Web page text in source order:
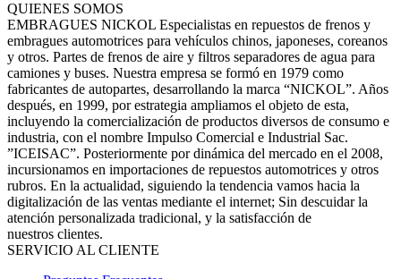
QUIENES SOMOS
EMBRAGUES NICKOL Especialistas en repuestos de frenos y
embragues automotrices para vehículos chinos, japoneses, coreanos
y otros. Partes de frenos de aire y filtros separadores de agua para
camiones y buses. Nuestra empresa se formó en 1979 como
fabricantes de autopartes, desarrollando la marca “NICKOL”. Años
después, en 1999, por estrategia ampliamos el objeto de esta,
incluyendo la comercialización de productos diversos de consumo e
industria, con el nombre Impulso Comercial e Industrial Sac.
”ICEISAC”. Posteriormente por dinámica del mercado en el 2008,
incursionamos en importaciones de repuestos automotrices y otros
rubros. En la actualidad, siguiendo la tendencia vamos hacia la
digitalización de las ventas mediante el internet; Sin descuidar la
atención personalizada tradicional, y la satisfacción de
nuestros clientes.
SERVICIO AL CLIENTE